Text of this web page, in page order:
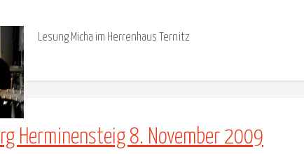
Lesung Micha im Herrenhaus Ternitz
Herminensteig 8. November 2009